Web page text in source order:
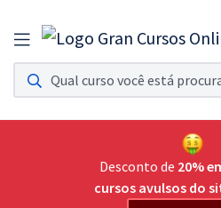
Assinatura Ilimitada 11
Acesso a todos os cursos. Teste grátis por 7
Assinatura OAB Até Passar
Acesso ilimitado a toda preparação para o
Desconto de 20%
cursos avulsos do